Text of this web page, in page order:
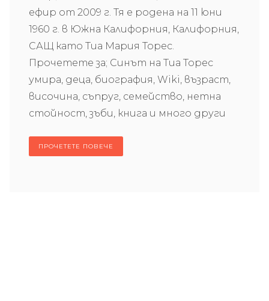
ефир от 2009 г. Тя е родена на 11 юни
1960 г. в Южна Калифорния, Калифорния,
САЩ като Тиа Мария Торес.
Прочетете за; Синът на Тиа Торес
умира, деца, биография, Wiki, възраст,
височина, съпруг, семейство, нетна
стойност, зъби, книга и много други
ПРОЧЕТЕТЕ ПОВЕЧЕ